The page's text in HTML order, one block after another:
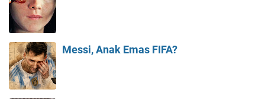
Messi, Anak Emas FIFA?